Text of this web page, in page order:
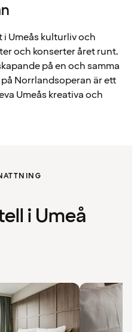
i Umeås kulturliv och
och konserter året runt.
på en och samma
Norrlandsoperan är ett
Umeås kreativa och
i Umeå